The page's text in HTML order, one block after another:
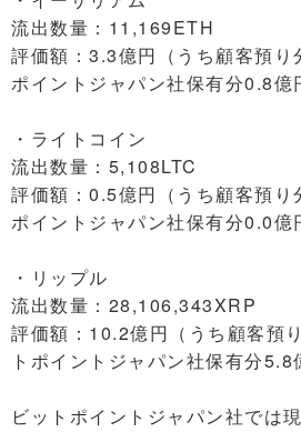
流出数量：11,169ETH
評価額：3.3億円（うち顧客預り
ポイントジャパン社保有分0.8億
・ライトコイン
流出数量：5,108LTC
評価額：0.5億円（うち顧客預り
ポイントジャパン社保有分0.0億
・リップル
流出数量：28,106,343XRP
評価額：10.2億円（うち顧客預
トポイントジャパン社保有分5.8
ビットポイントジャパン社では